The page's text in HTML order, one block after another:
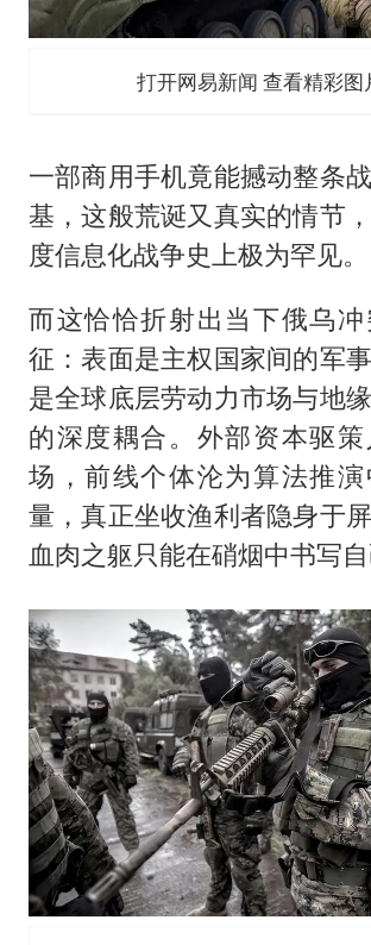
打开网易新闻 查看精彩图
一部商用手机竟能撼动整条
基，这般荒诞又真实的情节
度信息化战争史上极为罕见。
而这恰恰折射出当下俄乌
征：表面是主权国家间的军
是全球底层劳动力市场与地
的深度耦合。外部资本驱
场，前线个体沦为算法推
量，真正坐收渔利者隐身于
血肉之躯只能在硝烟中书写自